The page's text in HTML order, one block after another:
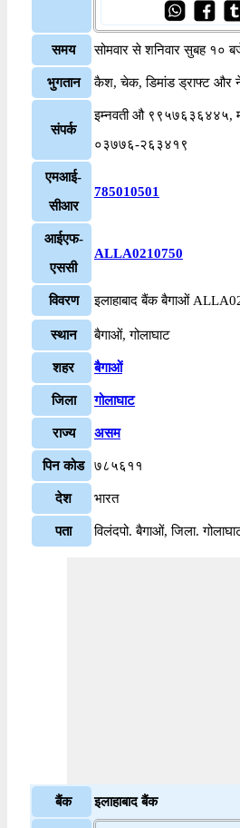
समय सोमवार से शनिवार सुबह १०
भुगतान कैश, चेक, डिमांड ड्राफ्ट और
संपर्क
इम्नवती औ ९९५७६३६४४५,
०३७७६-२६३४१९
एमआई-
सीआर
785010501
आईएफ-
एससी
ALLA0210750
विवरण इलाहाबाद बैंक बैगाओं
स्थान बैगाओं, गोलाघाट
शहर बैगाओं
जिला गोलाघाट
राज्य असम
पिन कोड ७८५६११
देश भारत
पता विलंदपो. बैगाओं, जिला.
बैंक इलाहाबाद बैंक